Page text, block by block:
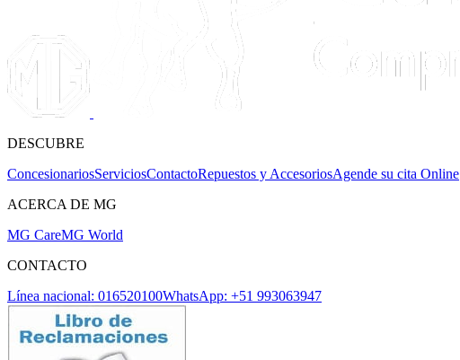
DESCUBRE
ConcesionariosServiciosContactoRepuestos y AccesoriosAgende su cita Online
ACERCA DE MG
MG CareMG World
CONTACTO
Línea nacional: 016520100WhatsApp: +51 993063947